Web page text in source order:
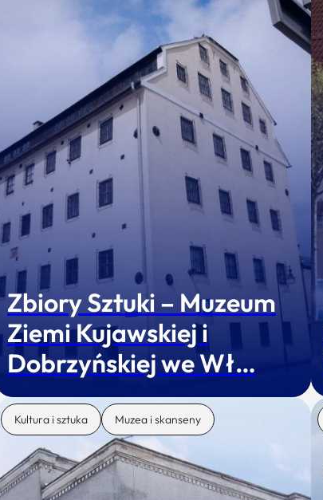
Zbiory Sztuki – Muzeum
Ziemi Kujawskiej i
Dobrzyńskiej we Wł…
Kultura i sztuka Muzea i skanseny